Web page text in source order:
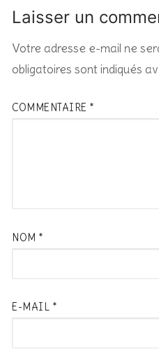
Laisser un
Votre adresse e-mail ne
obligatoires sont indiqués
COMMENTAIRE *
NOM *
E-MAIL *